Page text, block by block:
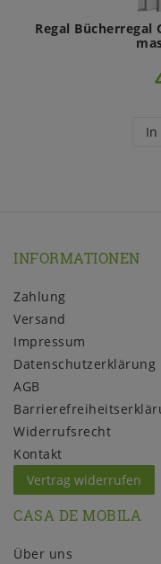
Regal Bücherregal
In
INFORMATIONEN
Zahlung
Versand
Impressum
Daten­schutz­erklärung
AGB
Widerrufs­recht
Kontakt
Vertrag widerrufen
CASA DE MOBILA
Über uns